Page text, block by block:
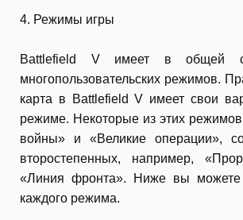
4. Режимы игры
Battlefield V имеет в общей
многопользовательских режимов.
карта в Battlefield V имеет свои
режиме. Некоторые из этих
войны» и «Великие операции»,
второстепенных, например,
«Линия фронта». Ниже вы можете
каждого режима.